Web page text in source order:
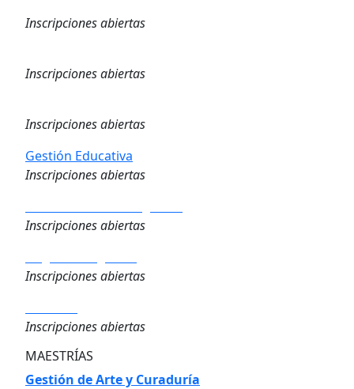
Inscripciones abiertas
Inscripciones abiertas
Inscripciones abiertas
Gestión Educativa
Inscripciones abiertas
Inscripciones abiertas
Inscripciones abiertas
Inscripciones abiertas
MAESTRÍAS
Gestión de Arte y Curaduría